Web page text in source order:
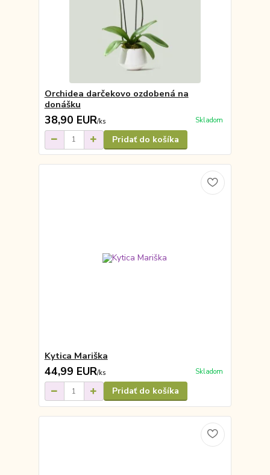
Orchidea darčekovo ozdobená na
donášku
38,90 EUR/ks Skladom
Pridať do košíka
Kytica Mariška
44,99 EUR/ks Skladom
Pridať do košíka